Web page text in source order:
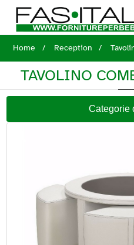
Home
Reception
TAVOLINO
Categorie